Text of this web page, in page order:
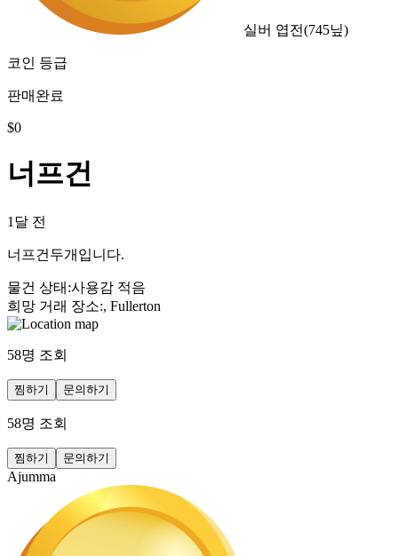
실버 엽전(745닢)
코인 등급
판매완료
$0
너프건
1달 전
너프건두개입니다.
물건 상태 :사용감 적음
희망 거래 장소:, Fullerton
58명 조회
찜하기 문의하기
58명 조회
찜하기 문의하기
Ajumma